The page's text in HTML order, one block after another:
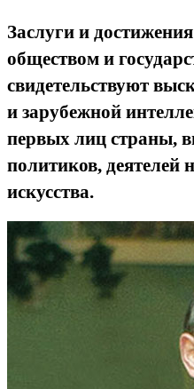
Заслуги и
обществом и
свидетельствуют
и зарубежной
первых лиц страны,
политиков, деятелей
искусства.